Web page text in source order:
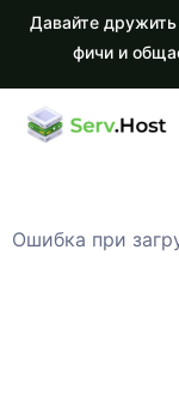
Давайте
фичи и
Ошибка при